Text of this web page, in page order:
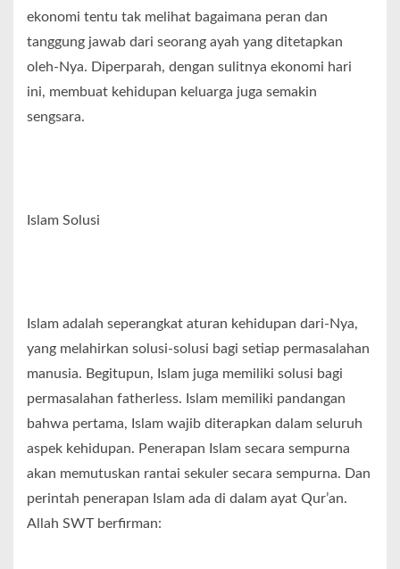
ekonomi tentu tak melihat bagaimana peran dan
tanggung jawab dari seorang ayah yang ditetapkan
oleh-Nya. Diperparah, dengan sulitnya ekonomi hari
ini, membuat kehidupan keluarga juga semakin
sengsara.
Islam Solusi
Islam adalah seperangkat aturan kehidupan dari-Nya,
yang melahirkan solusi-solusi bagi setiap permasalahan
manusia. Begitupun, Islam juga memiliki solusi bagi
permasalahan fatherless. Islam memiliki pandangan
bahwa pertama, Islam wajib diterapkan dalam seluruh
aspek kehidupan. Penerapan Islam secara sempurna
akan memutuskan rantai sekuler secara sempurna. Dan
perintah penerapan Islam ada di dalam ayat Qur’an.
Allah SWT berfirman: